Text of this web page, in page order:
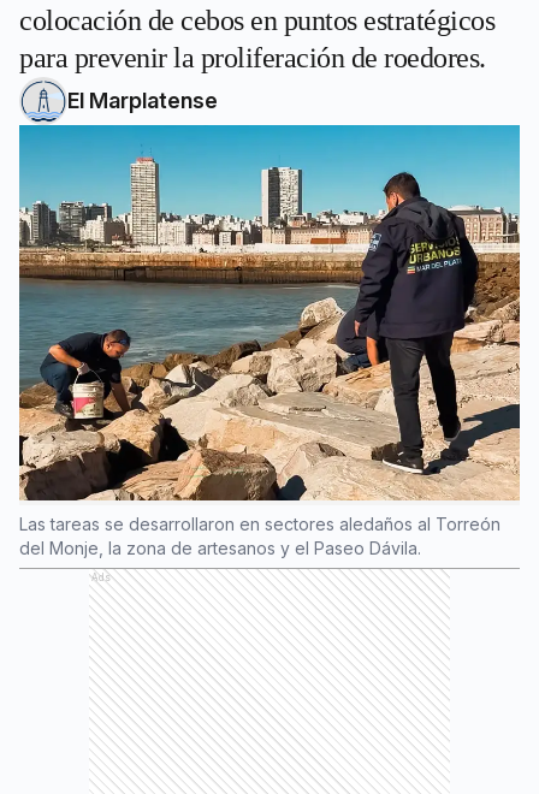
colocación de cebos en puntos estratégicos
para prevenir la proliferación de roedores.
El Marplatense
Las tareas se desarrollaron en sectores aledaños al Torreón
del Monje, la zona de artesanos y el Paseo Dávila.
Ads